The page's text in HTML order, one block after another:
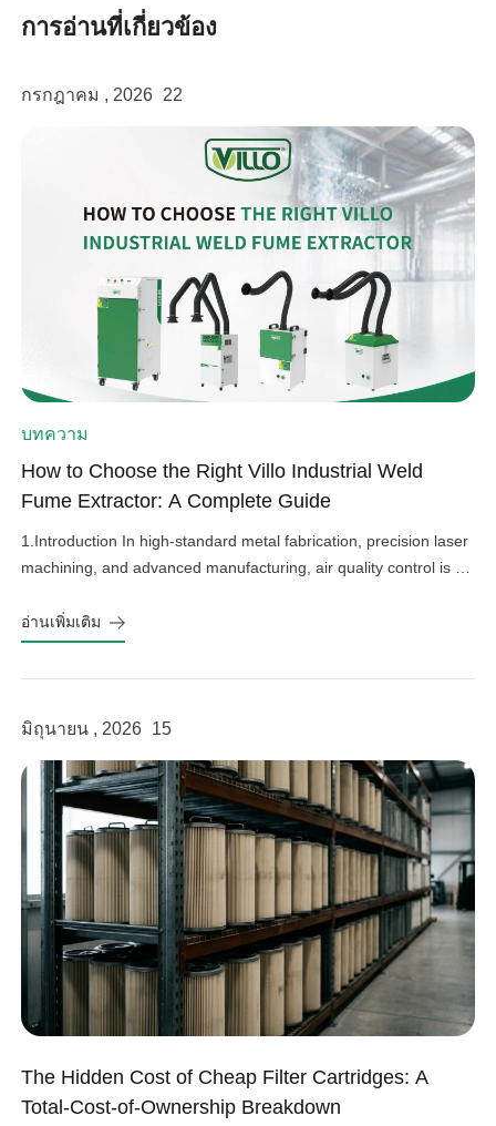
linkedin
twitter
การอ่านที่เกี่ยวข้อง
กรกฎาคม , 2026 22
บทความ
How to Choose the Right Villo Industrial Weld
Fume Extractor: A Complete Guide
1.Introduction In high-standard metal fabrication, precision laser
machining, and advanced manufacturing, air quality control is an
equipment protection. Hazardous welding fumes, fine grinding
dust, and harmful gases can affect worker health, damage
อ่านเพิ่มเติม
มิถุนายน , 2026 15
The Hidden Cost of Cheap Filter Cartridges: A
Total-Cost-of-Ownership Breakdown